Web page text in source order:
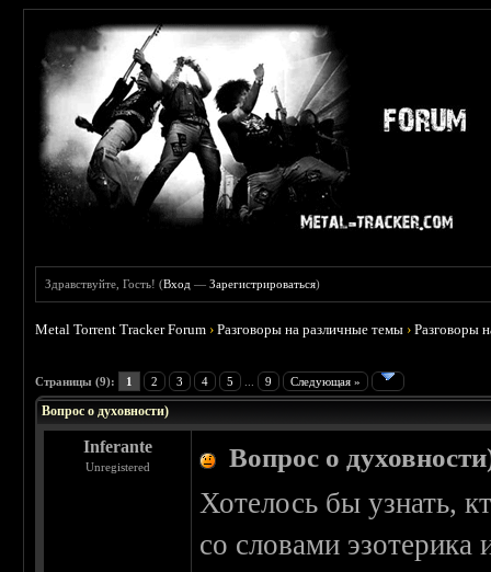
Здравствуйте, Гость! (Вход —Зарегистрироваться)
Metal Torrent Tracker Forum ›Разговоры на различные темы ›Разговоры
Страницы (9): 1 2 3 4 5 9 Следующая »
Вопрос о духовности)
Inferante
Unregistered Вопрос о
Хотелось бы узнать,
со словами эзотерика